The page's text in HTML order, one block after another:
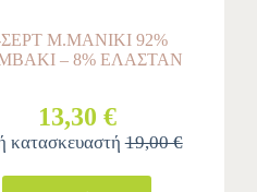
M.MANIKI 92%
– 8% ΕΛΑΣΤΑΝ
13,30 €
κατασκευαστή19,00 €